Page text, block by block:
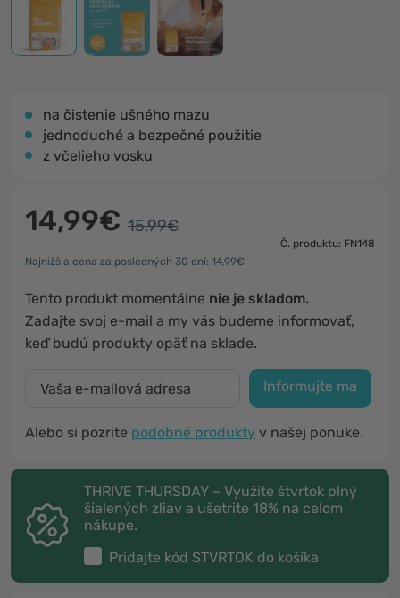
na čistenie ušného mazu
jednoduché a bezpečné použitie
z včelieho vosku
14,99€ 15,99€
Č. produktu: FN148
Najnižšia cena za posledných 30 dní: 14,99€
Tento produkt momentálne nie je skladom.
Zadajte svoj e-mail a my vás budeme informovať,
keď budú produkty opäť na sklade.
Informujte ma
Alebo si pozrite podobné produkty v našej ponuke.
THRIVE THURSDAY – Využite štvrtok plný
šialených zliav a ušetrite 18% na celom
nákupe.
Pridajte kód STVRTOK do košíka